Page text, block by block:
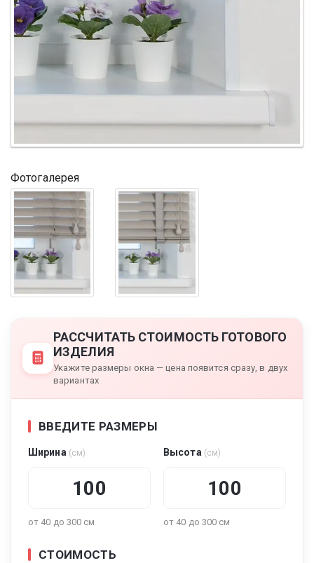
Фотогалерея
РАССЧИТАТЬ СТОИМОСТЬ ГОТОВОГО
ИЗДЕЛИЯ
Укажите размеры окна — цена появится сразу, в двух
вариантах
ВВЕДИТЕ РАЗМЕРЫ
Ширина (см)
от 40 до 300 см
Высота (см)
от 40 до 300 см
СТОИМОСТЬ